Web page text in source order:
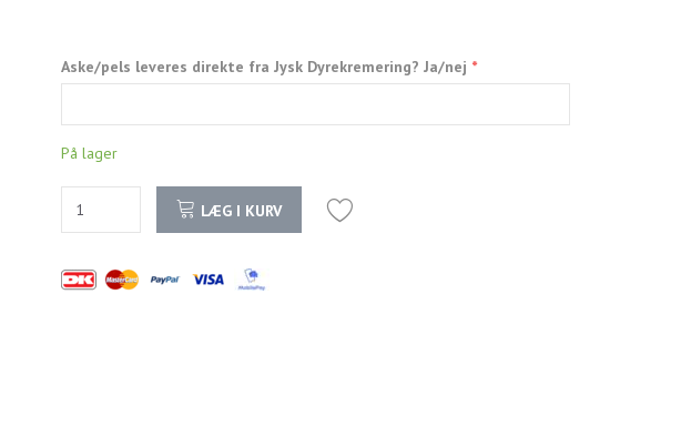
Aske/pels leveres direkte fra Jysk Dyrekremering? Ja/nej
På lager
LÆG I KURV